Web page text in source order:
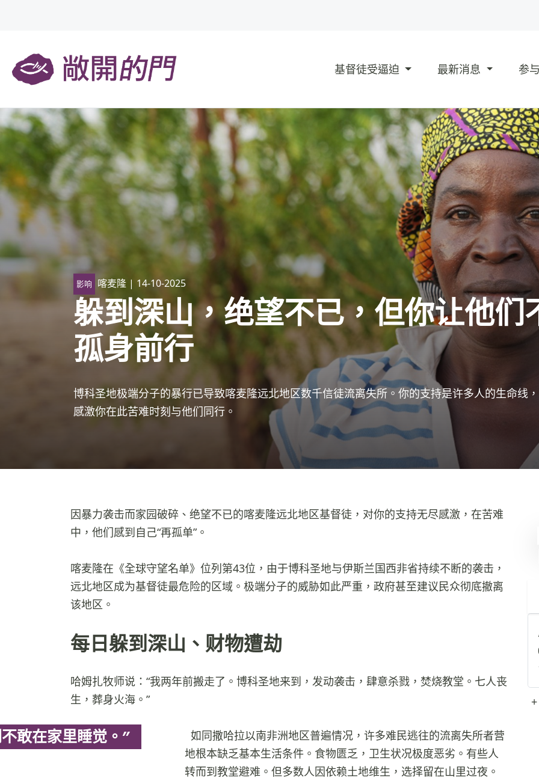
基督徒受逼迫 最新消息 参
影响 喀麦隆 | 14-10-2025
躲到深山，绝望不已，但你让他们
孤身前行
博科圣地极端分子的暴行已导致喀麦隆远北地区数千信徒流离失所。你的支持是许多人的生命线
感激你在此苦难时刻与他们同行。
因暴力袭击而家园破碎、绝望不已的喀麦隆远北地区基督徒，对你的支持无尽感激，在苦难
中，他们感到自己“再孤单”。
喀麦隆在《全球守望名单》位列第43位，由于博科圣地与伊斯兰国西非省持续不断的袭击，
远北地区成为基督徒最危险的区域。极端分子的威胁如此严重，政府甚至建议民众彻底撤离
该地区。
每日躲到深山、财物遭劫
哈姆扎牧师说：“我两年前搬走了。博科圣地来到，发动袭击，肆意杀戮，焚烧教堂。七人丧
生，葬身火海。”
敢在家里睡觉。”
如同撒哈拉以南非洲地区普遍情况，许多难民逃往的流离失所者营
地根本缺乏基本生活条件。食物匮乏，卫生状况极度恶劣。有些人
转而到教堂避难。但多数人因依赖土地维生，选择留在山里过夜。
+